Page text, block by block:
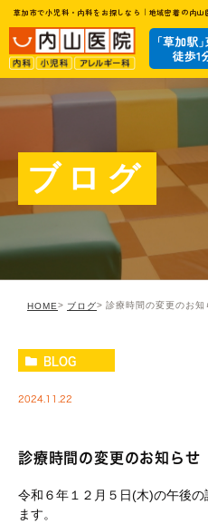
草加市で小児科・内科をお探しなら｜地域密着の内山
ブログ
HOME ブログ 診療時間の変更のお知
BLOG
2024.11.22
診療時間の変更のお知らせ
令和６年１２月５日(木)の午後
ます。